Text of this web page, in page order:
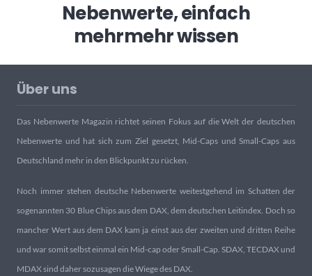
Nebenwerte, einfach
mehrmehr wissen
Über uns
Das Nebenwerte Magazin richtet seinen Fokus auf die Welt der deutschen
Nebenwerte und hat sich zum Ziel gesetzt, Mid-Caps und Small-Caps aus
Deutschland mehr in den Blickpunkt zu rücken.
Noch immer stehen deutsche Nebenwerte weitestgehend im Schatten der
sogenannten 30 Blue Chips aus dem DAX, dem deutschen Leitindex. Doch so
mancher Wert aus dem DAX kam ja einst aus der zweiten und dritten Reihe
und war somit selbst einmal ein Mid-cap oder Small-Cap. SDAX, TECDAX und
MDAX sind daher sozusagen die Wiege des DAX.